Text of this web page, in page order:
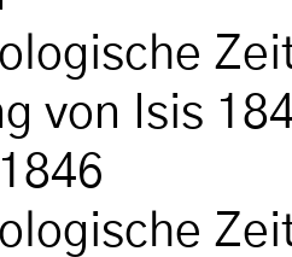
von Isis